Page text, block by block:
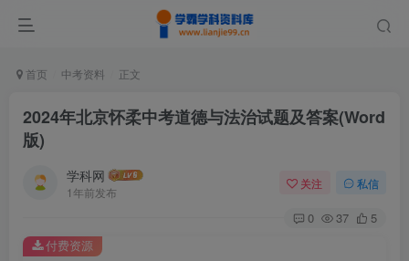
首页 中考资料 正文
2024年北京怀柔中考道德与法治试题及答案(Word
版)
学科网
1年前发布
关注 私信
0 37 5
付费资源